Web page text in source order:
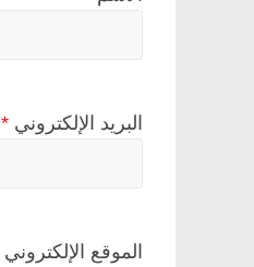
البريد الإلكتروني *
الموقع الإلكتروني